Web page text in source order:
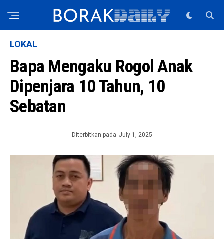
LOKAL
Bapa Mengaku Rogol Anak
Dipenjara 10 Tahun, 10
Sebatan
Diterbitkan pada July 1, 2025